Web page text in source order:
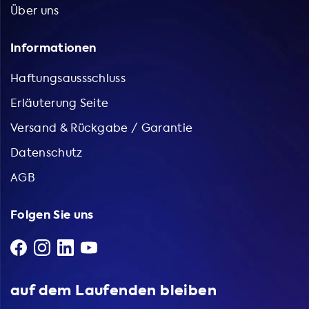
Über uns
Informationen
Haftungsaussschluss
Erläuterung Seite
Versand & Rückgabe / Garantie
Datenschutz
AGB
Folgen Sie uns
auf dem Laufenden bleiben